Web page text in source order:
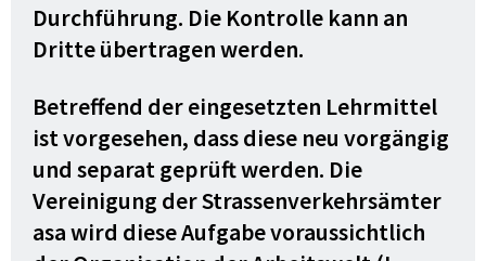
Durchführung. Die Kontrolle kann an
Dritte übertragen werden.
Betreffend der eingesetzten Lehrmittel
ist vorgesehen, dass diese neu vorgängig
und separat geprüft werden. Die
Vereinigung der Strassenverkehrsämter
asa wird diese Aufgabe voraussichtlich